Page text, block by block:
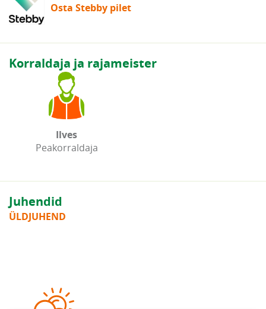
Osta Stebby pilet
Korraldaja ja rajameister
Ilves
Peakorraldaja
Juhendid
ÜLDJUHEND